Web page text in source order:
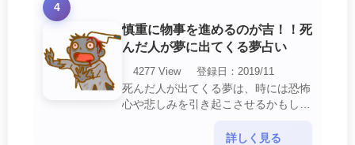
4
慎重に物事を進めるのが吉！！死
んだ人が夢に出てくる夢占い
4277 View
登録日：2019/11
死んだ人が出てくる夢は、時には恐怖
心や悲しみを引き起こさせるかもしれ
意して欲しいメッセージや警告を伝え
詳しく見る